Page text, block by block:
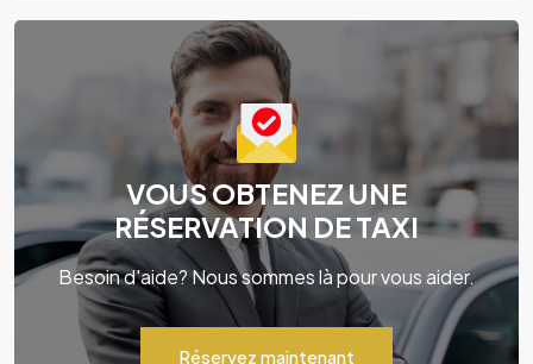
VOUS OBTENEZ UNE
RÉSERVATION DE TAXI
Besoin d'aide? Nous sommes là pour vous aider.
Réservez maintenant